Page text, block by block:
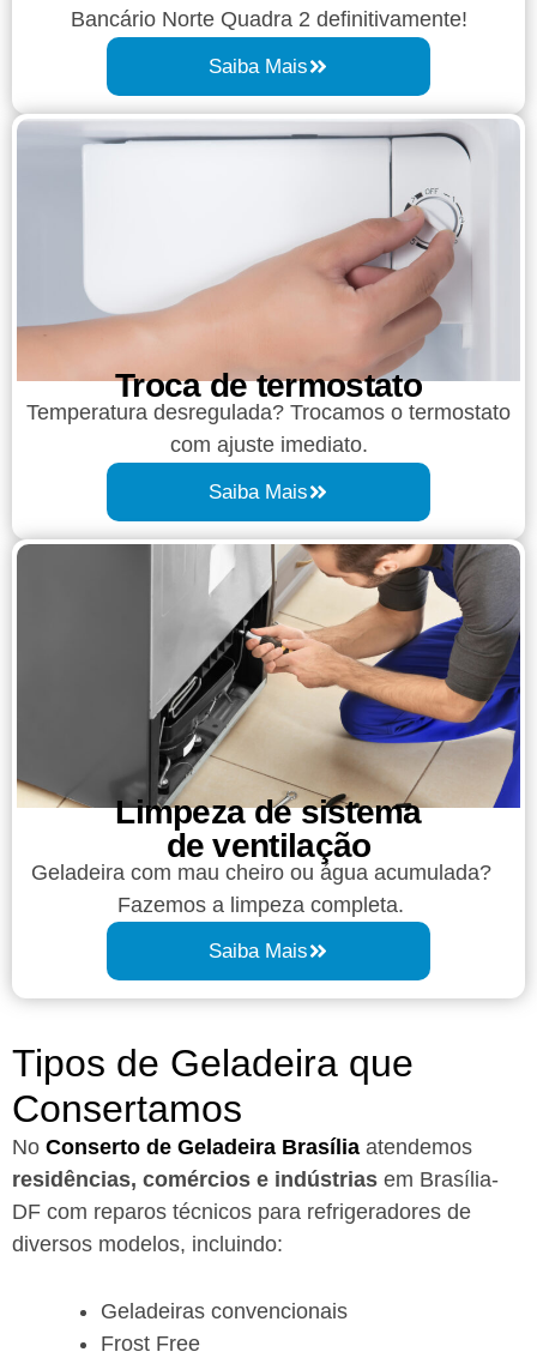
Bancário Norte Quadra 2 definitivamente!
Saiba Mais
Troca de termostato
Temperatura desregulada? Trocamos o termostato
com ajuste imediato.
Saiba Mais
Limpeza de sistema
de ventilação
Geladeira com mau cheiro ou água acumulada?
Fazemos a limpeza completa.
Saiba Mais
Tipos de Geladeira que
Consertamos
No Conserto de Geladeira Brasília atendemos
residências, comércios e indústrias em Brasília-
DF com reparos técnicos para refrigeradores de
diversos modelos, incluindo:
Geladeiras convencionais
Frost Free